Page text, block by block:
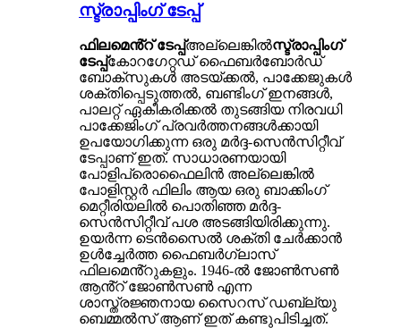
സ്ട്രാപ്പിംഗ് ടേപ്പ്
ഫിലമെൻ്റ് ടേപ്പ്അല്ലെങ്കിൽസ്ട്രാപ്പിംഗ്
ടേപ്പ്കോറഗേറ്റഡ് ഫൈബർബോർഡ്
ബോക്‌സുകൾ അടയ്ക്കൽ, പാക്കേജുകൾ
ശക്തിപ്പെടുത്തൽ, ബണ്ടിംഗ് ഇനങ്ങൾ,
പാലറ്റ് ഏകീകരിക്കൽ തുടങ്ങിയ നിരവധി
പാക്കേജിംഗ് പ്രവർത്തനങ്ങൾക്കായി
ഉപയോഗിക്കുന്ന ഒരു മർദ്ദ-സെൻസിറ്റീവ്
ടേപ്പാണ് ഇത്. സാധാരണയായി
പോളിപ്രൊഫൈലിൻ അല്ലെങ്കിൽ
പോളിസ്റ്റർ ഫിലിം ആയ ഒരു ബാക്കിംഗ്
മെറ്റീരിയലിൽ പൊതിഞ്ഞ മർദ്ദ-
സെൻസിറ്റീവ് പശ അടങ്ങിയിരിക്കുന്നു.
ഉയർന്ന ടെൻസൈൽ ശക്തി ചേർക്കാൻ
ഉൾച്ചേർത്ത ഫൈബർഗ്ലാസ്
ഫിലമെൻ്റുകളും. 1946-ൽ ജോൺസൺ
ആൻ്റ് ജോൺസൺ എന്ന
ശാസ്ത്രജ്ഞനായ സൈറസ് ഡബ്ല്യു
ബെമ്മൽസ് ആണ് ഇത് കണ്ടുപിടിച്ചത്.